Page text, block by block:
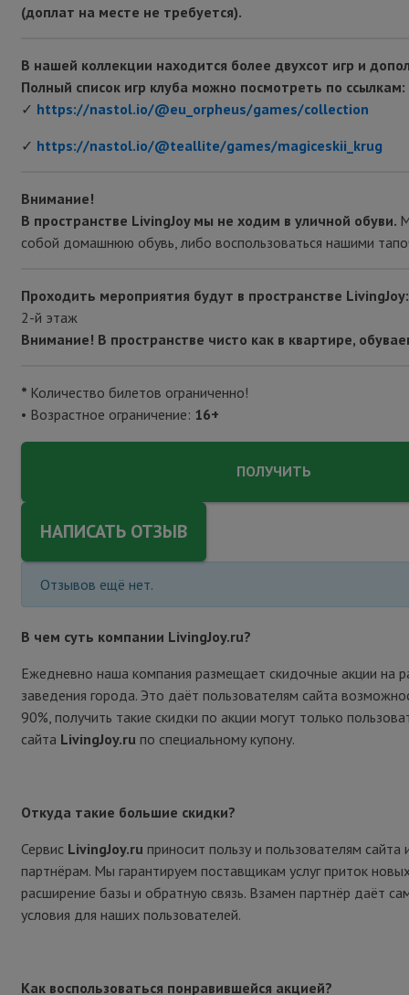
(доплат на месте не требуется).
В нашей коллекции находится более двухсот игр и
Полный список игр клуба можно посмотреть по ссылкам:
✓ https://nastol.io/@eu_orpheus/games/collection
✓ https://nastol.io/@teallite/games/magiceskii_krug
Внимание!
В пространстве LivingJoy мы не ходим в уличной обуви.
собой домашнюю обувь, либо воспользоваться нашими
Проходить мероприятия будут в пространстве LivingJoy:
2-й этаж
Внимание! В пространстве чисто как в квартире,
* Количество билетов ограниченно!
• Возрастное ограничение: 16+
ПОЛУЧИТЬ
НАПИСАТЬ ОТЗЫВ
Отзывов ещё нет.
В чем суть компании LivingJoy.ru?
Ежедневно наша компания размещает скидочные акции на
заведения города. Это даёт пользователям сайта
90%, получить такие скидки по акции могут только
сайта LivingJoy.ru по специальному купону.
Откуда такие большие скидки?
Сервис LivingJoy.ru приносит пользу и пользователям сайта
партнёрам. Мы гарантируем поставщикам услуг приток
расширение базы и обратную связь. Взамен партнёр даёт
условия для наших пользователей.
Как воспользоваться понравившейся акцией?